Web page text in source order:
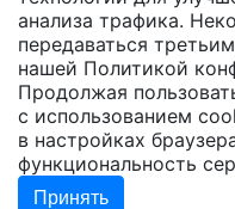
анализа трафика.
передаваться
нашей Политикой
Продолжая
с использованием
в настройках
функциональность
Принять